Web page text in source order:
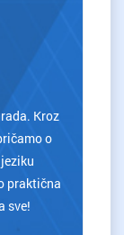
Kroz
o
praktična
sve!